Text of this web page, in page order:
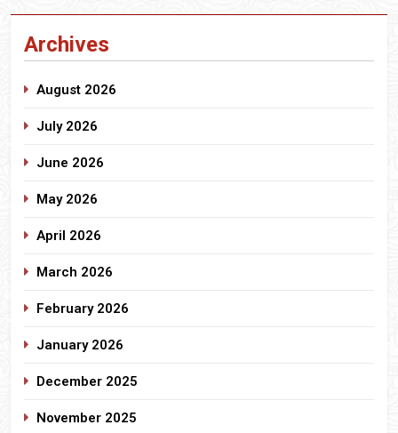
Archives
August 2026
July 2026
June 2026
May 2026
April 2026
March 2026
February 2026
January 2026
December 2025
November 2025